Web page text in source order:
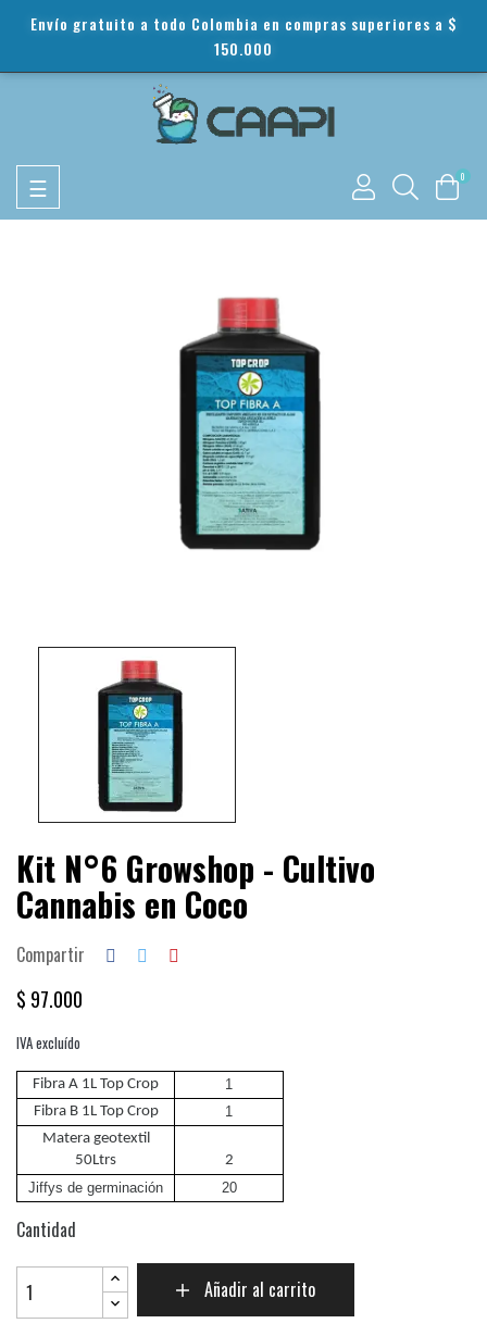
Envío gratuito a todo Colombia en compras superiores a $
150.000
Toggle
navigation
☰ 0
Kit N°6 Growshop - Cultivo
Cannabis en Coco
Compartir
$ 97.000
IVA excluído
Fibra A 1L Top Crop
1
Fibra B 1L Top Crop
1
Matera geotextil
50Ltrs
2
Jiffys de germinación
20
Cantidad
Añadir al carrito